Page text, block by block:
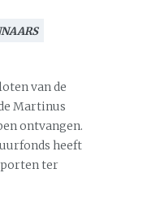
van de
Martinus
ontvangen.
heeft
ter